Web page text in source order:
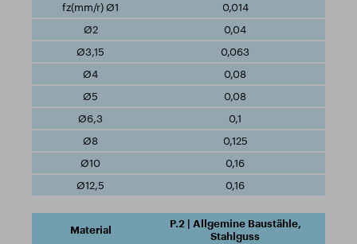
0,014
0,04
0,063
0,08
0,08
0,1
0,125
0,16
0,16
P.2 | Allgemine Baustähle,
Stahlguss